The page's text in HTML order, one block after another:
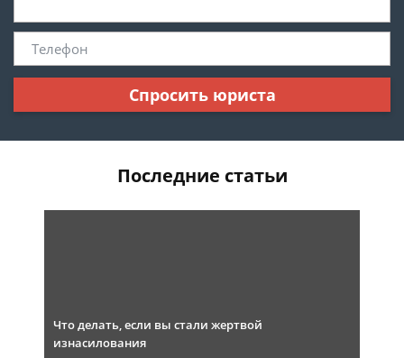
Спросить юриста
Последние статьи
Что делать, если вы стали жертвой
изнасилования